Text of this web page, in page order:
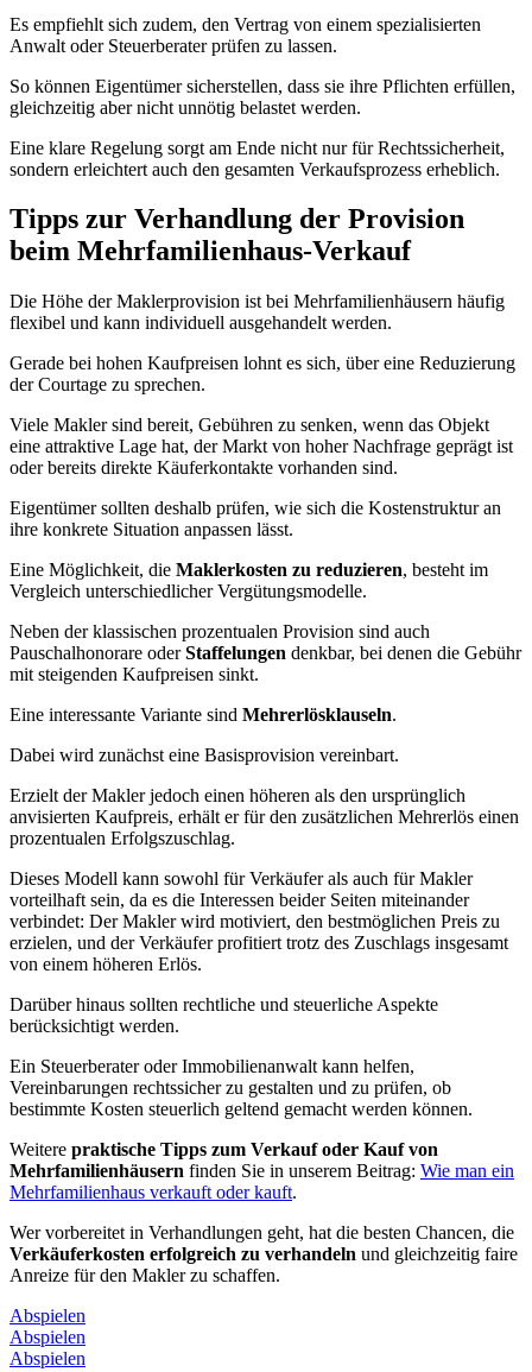
Es empfiehlt sich zudem, den Vertrag von einem spezialisierten
Anwalt oder Steuerberater prüfen zu lassen.
So können Eigentümer sicherstellen, dass sie ihre Pflichten erfüllen,
gleichzeitig aber nicht unnötig belastet werden.
Eine klare Regelung sorgt am Ende nicht nur für Rechtssicherheit,
sondern erleichtert auch den gesamten Verkaufsprozess erheblich.
Tipps zur Verhandlung der Provision
beim Mehrfamilienhaus-Verkauf
Die Höhe der Maklerprovision ist bei Mehrfamilienhäusern häufig
flexibel und kann individuell ausgehandelt werden.
Gerade bei hohen Kaufpreisen lohnt es sich, über eine Reduzierung
der Courtage zu sprechen.
Viele Makler sind bereit, Gebühren zu senken, wenn das Objekt
eine attraktive Lage hat, der Markt von hoher Nachfrage geprägt ist
oder bereits direkte Käuferkontakte vorhanden sind.
Eigentümer sollten deshalb prüfen, wie sich die Kostenstruktur an
ihre konkrete Situation anpassen lässt.
Eine Möglichkeit, die Maklerkosten zu reduzieren, besteht im
Vergleich unterschiedlicher Vergütungsmodelle.
Neben der klassischen prozentualen Provision sind auch
Pauschalhonorare oderStaffelungen denkbar, bei denen die Gebühr
mit steigenden Kaufpreisen sinkt.
Eine interessante Variante sind Mehrerlösklauseln.
Dabei wird zunächst eine Basisprovision vereinbart.
Erzielt der Makler jedoch einen höheren als den ursprünglich
anvisierten Kaufpreis, erhält er für den zusätzlichen Mehrerlös einen
prozentualen Erfolgszuschlag.
Dieses Modell kann sowohl für Verkäufer als auch für Makler
vorteilhaft sein, da es die Interessen beider Seiten miteinander
verbindet: Der Makler wird motiviert, den bestmöglichen Preis zu
erzielen, und der Verkäufer profitiert trotz des Zuschlags insgesamt
von einem höheren Erlös.
Darüber hinaus sollten rechtliche und steuerliche Aspekte
berücksichtigt werden.
Ein Steuerberater oder Immobilienanwalt kann helfen,
Vereinbarungen rechtssicher zu gestalten und zu prüfen, ob
bestimmte Kosten steuerlich geltend gemacht werden können.
Weitere praktische Tipps zum Verkauf oder Kauf von
Mehrfamilienhäusern finden Sie in unserem Beitrag: Wie man ein
Mehrfamilienhaus verkauft oder kauft.
Wer vorbereitet in Verhandlungen geht, hat die besten Chancen, die
Verkäuferkosten erfolgreich zu verhandeln und gleichzeitig faire
Anreize für den Makler zu schaffen.
Abspielen
Abspielen
Abspielen